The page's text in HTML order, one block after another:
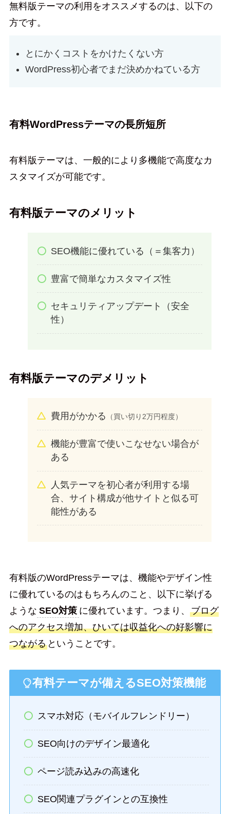
無料版テーマの利用をオススメするのは、以下の
方です。
とにかくコストをかけたくない方
WordPress初心者でまだ決めかねている方
有料WordPressテーマの長所短所
有料版テーマは、一般的により多機能で高度なカ
スタマイズが可能です。
有料版テーマのメリット
SEO機能に優れている（＝集客力）
豊富で簡単なカスタマイズ性
セキュリティアップデート（安全
性）
有料版テーマのデメリット
費用がかかる （買い切り2万円程度）
機能が豊富で使いこなせない場合が
ある
人気テーマを初心者が利用する場
合、サイト構成が他サイトと似る可
能性がある
有料版のWordPressテーマは、機能やデザイン性
に優れているのはもちろんのこと、以下に挙げる
ような SEO対策 に優れています。つまり、 ブログ
へのアクセス増加、ひいては収益化への好影響に
つながるということです。
有料テーマが備えるSEO対策機能
スマホ対応（モバイルフレンドリー）
SEO向けのデザイン最適化
ページ読み込みの高速化
SEO関連プラグインとの互換性